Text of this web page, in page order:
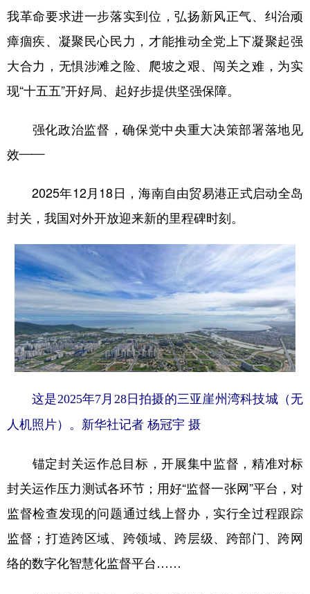
我革命要求进一步落实到位，弘扬新风正气、纠治顽
瘴痼疾、凝聚民心民力，才能推动全党上下凝聚起强
大合力，无惧涉滩之险、爬坡之艰、闯关之难，为实
现“十五五”开好局、起好步提供坚强保障。
强化政治监督，确保党中央重大决策部署落地见
效——
2025年12月18日，海南自由贸易港正式启动全岛
封关，我国对外开放迎来新的里程碑时刻。
这是2025年7月28日拍摄的三亚崖州湾科技城（无
人机照片）。新华社记者 杨冠宇 摄
锚定封关运作总目标，开展集中监督，精准对标
封关运作压力测试各环节；用好“监督一张网”平台，对
监督检查发现的问题通过线上督办，实行全过程跟踪
监督；打造跨区域、跨领域、跨层级、跨部门、跨网
络的数字化智慧化监督平台……